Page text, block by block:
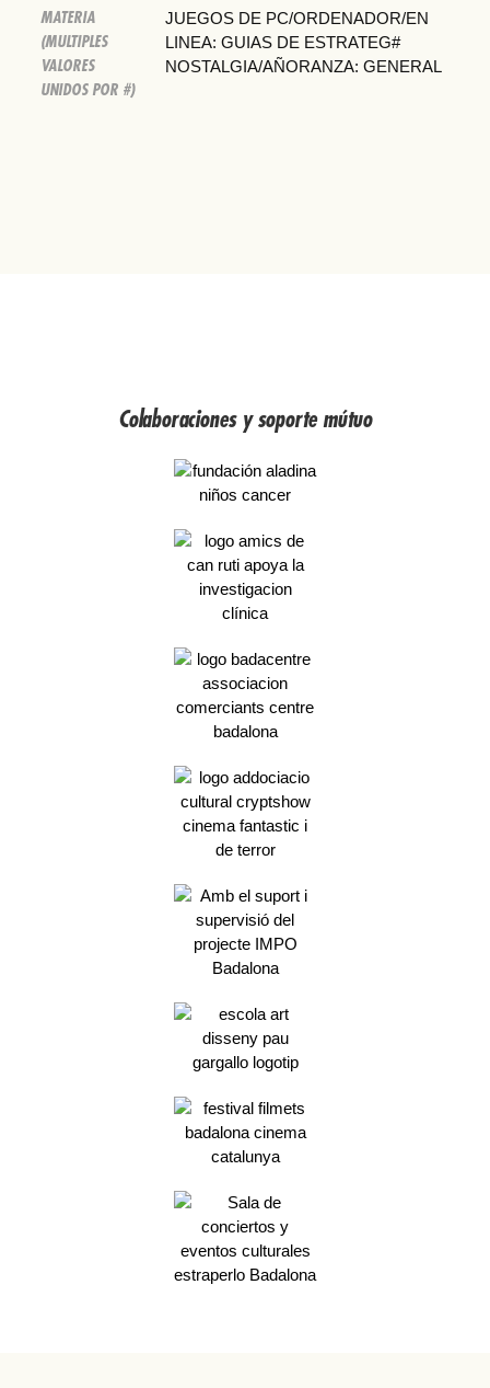
MATERIA
(MULTIPLES
VALORES
UNIDOS POR #)
JUEGOS DE PC/ORDENADOR/EN
LINEA: GUIAS DE ESTRATEG#
NOSTALGIA/AÑORANZA: GENERAL
Colaboraciones y soporte mútuo